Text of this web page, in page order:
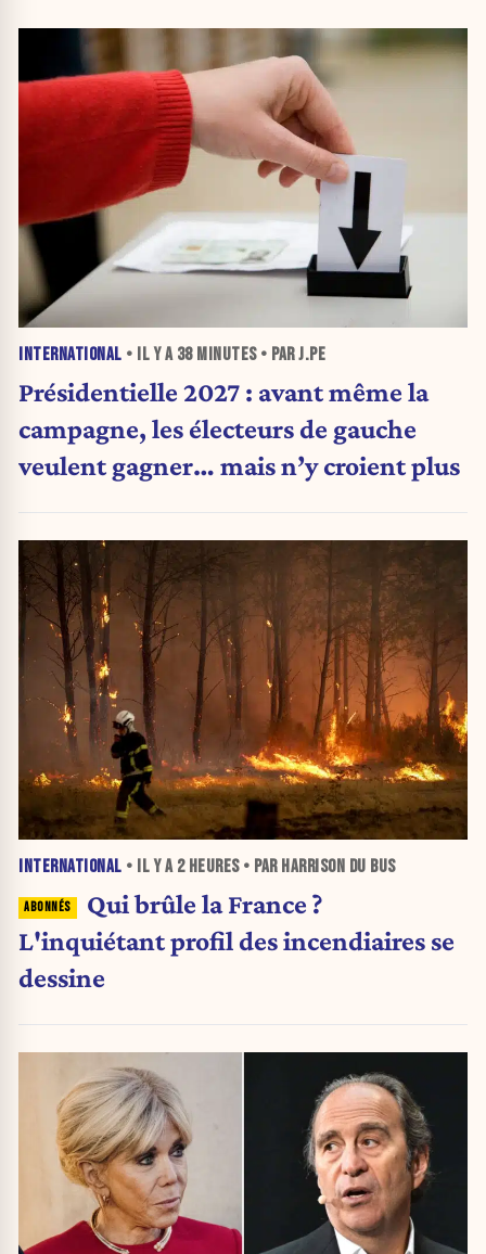
INTERNATIONAL • IL Y A 38 MINUTES• PAR J.PE
Présidentielle 2027 : avant même la
campagne, les électeurs de gauche
veulent gagner… mais n’y croient plus
INTERNATIONAL • IL Y A 2 HEURES• PAR HARRISON DU BUS
Qui brûle la France ?
L'inquiétant profil des incendiaires se
dessine